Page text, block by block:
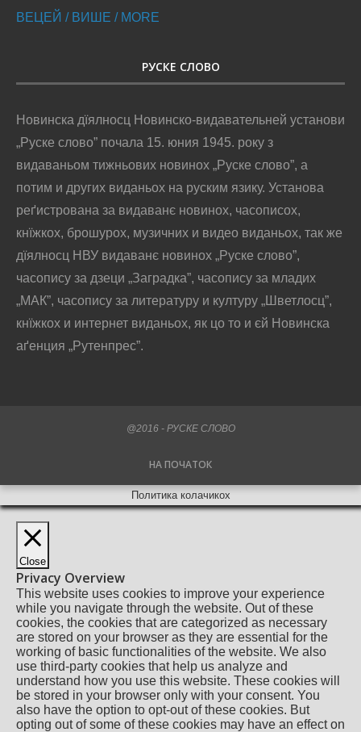
ВЕЦЕЙ / ВИШЕ / MORE
РУСКЕ СЛОВО
Новинска дїялносц Новинско-видавательней установи
„Руске слово” почала 15. юния 1945. року з
видаваньом тижньових новинох „Руске слово”, а
потим и других виданьох на руским язику. Установа
реґистрована за видаванє новинох, часописох,
кнїжкох, брошурох, музичних и видео виданьох, так же
дїялносц НВУ видаванє новинох „Руске слово”,
часопису за дзеци „Заградка”, часопису за младих
„МАК”, часопису за литературу и културу „Шветлосц”,
кнїжкох и интернет виданьох, як цо то и єй Новинска
аґенция „Рутенпрес”.
@2016 - РУСКЕ СЛОВО
НА ПОЧАТОК
Политика колачикох
Close
Privacy Overview
This website uses cookies to improve your experience
while you navigate through the website. Out of these
cookies, the cookies that are categorized as necessary
are stored on your browser as they are essential for the
working of basic functionalities of the website. We also
use third-party cookies that help us analyze and
understand how you use this website. These cookies will
be stored in your browser only with your consent. You
also have the option to opt-out of these cookies. But
opting out of some of these cookies may have an effect on